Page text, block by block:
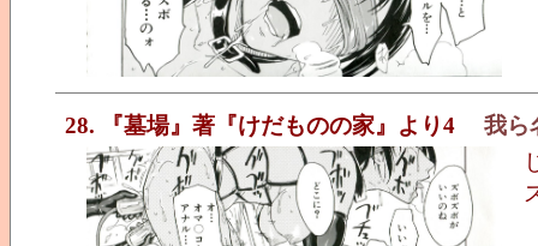
28. 『墓場』著『けだものの家』より4
我ら